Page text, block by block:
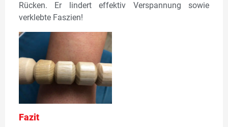
Rücken. Er lindert effektiv Verspannung sowie
verklebte Faszien!
Fazit